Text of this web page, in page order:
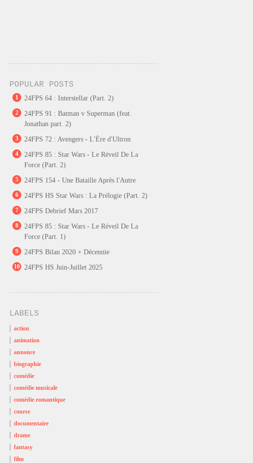
POPULAR POSTS
1 24FPS 64 : Interstellar (Part. 2)
2
24FPS 91 : Batman v Superman (feat.
Jonathan part. 2)
3 24FPS 72 : Avengers - L'Ère d'Ultron
4
24FPS 85 : Star Wars - Le Réveil De La
Force (Part. 2)
5 24FPS 154 - Une Bataille Après l'Autre
6 24FPS HS Star Wars : La Prélogie (Part. 2)
7 24FPS Debrief Mars 2017
8
24FPS 85 : Star Wars - Le Réveil De La
Force (Part. 1)
9 24FPS Bilan 2020 + Décennie
10 24FPS HS Juin-Juillet 2025
LABELS
action
animation
annonce
biographie
comédie
comédie musicale
comédie romantique
course
documentaire
drame
fantasy
film